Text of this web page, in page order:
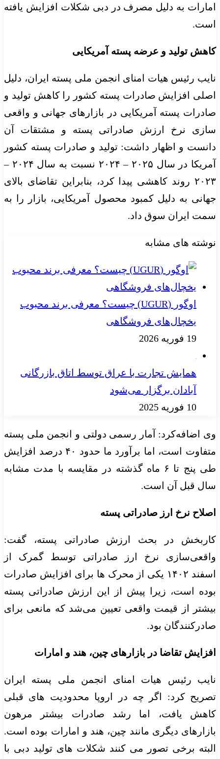
امارات به دلیل مصرف در دبی شکلات افزایش یافته
است.
کاهش تولید و عرضه پسته آمریکایی
نایب رئیس هیات امنای انجمن ملی پسته ایران، دلیل
اصلی افزایش صادرات پسته کشور را کاهش تولید و
صادرات پسته آمریکایی در بازارهای جهانی و واقعی
سازی نرخ ارزش صادراتی پسته و مشتقات آن
دانست و اظهار داشت: تولید و صادرات پسته کشور
آمریکا در سال ۲۰۲۵ – ۲۰۲۴ نسبت به سال ۲۰۲۴ –
۲۰۲۳ روند کاهشی پیدا کرد، بنابراین تقاضای بالای
جهانی به دلیل کمبود محصول آمریکایی، بازار را به
سمت ایران سوق داد.
نوشته های مشابه
اوگور (UGUR) چیست؟ معرفی برند محبوب
یخچال‌های فروشگاهی
19 فوریه 2026
همایش تجارت با عراق توسط اتاق بازرگانی
آبادان برگزار می‌شود
10 فوریه 2025
وی اضافه‌کرد: آمار رسمی دولتی و انجمن ملی پسته
متفاوت است، اما برآورد ما حدود ۴۰ درصد افزایش
طی پنج تا ۶ ماه گذشته در مقایسه با مدت مشابه
سال قبل آن است.
اصلاح نرخ ارز صادراتی پسته
کاربخش در بحث ارزش صادراتی پسته، گفت:
واقعی‌سازی نرخ ارز صادراتی توسط گمرک از
اسفند ۱۴۰۲ یکی از محرک‌ ها برای افزایش صادرات
بوده است، زیرا پیش از این ارزش صادراتی پسته
بیشتر از قیمت واقعی تعیین می‌شد که مانعی برای
صادرکنندگان بود.
افزایش تقاضا در بازارهای چین، هند و امارات
نایب رئیس هیات امنای انجمن ملی پسته ایران
تصریح کرد: اگر چه در اروپا محدودیت‌ های قبلی
کاهش یافت، اما رشد صادرات بیشتر مرهون
بازارهای دیگری مانند چین، هند و امارات بوده است.
البته برخی تصور می‌ کنند شکلات‌ های تولید دبی با